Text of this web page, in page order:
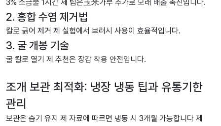
3% 소금물 1시간 제 팁은玉米가루 추가로 모래 배출 촉진입니다.
2. 홍합 수염 제거법
칼로 긁어 제거 제 실험에서 브러시 사용이 효율적입니다.
3. 굴 개봉 기술
굴 칼로 열기 제 추천은 장갑 착용 안전입니다.
조개 보관 최적화: 냉장 냉동 팁과 유통기한
관리
보관은 습기 유지 제 자료에 따르면 냉동 시 3개월 가능합니다 제